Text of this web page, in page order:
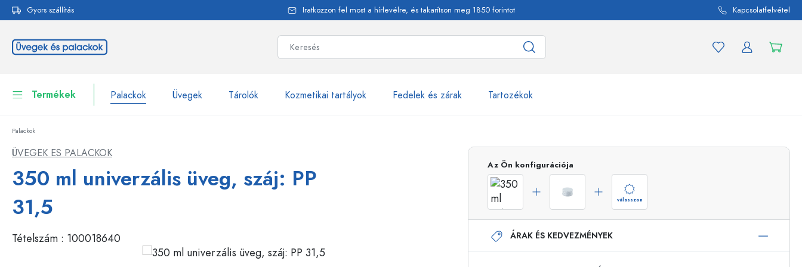
Ugrás a fő navigációhoz
Gyors szállítás Iratkozzon fel most a hírlevélre, és takarítson meg 1850 forintot Kapcsolatfelvétel
Termékek Palackok Üvegek Tárolók Kozmetikai tartályok Fedelek és zárak Tartozékok
Üvegek
Palackok márka szerint
WECK-palackok
Csatos üvegpalackok
Szórópalackok
Airless adagolók
Roll-on palackok
A befőttes üvegekhez
Vásároljon most
Vásároljon most
Palackok
ÜVEGEK ES PALACKOK
350 ml univerzális üveg, száj: PP
31,5
Tételszám : 100018640
Az Ön konfigurációja
válasszon
ÁRAK ÉS KEDVEZMÉNYEK